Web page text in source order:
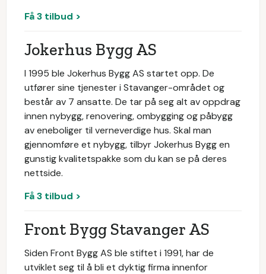
Få 3 tilbud >
Jokerhus Bygg AS
I 1995 ble Jokerhus Bygg AS startet opp. De
utfører sine tjenester i Stavanger-området og
består av 7 ansatte. De tar på seg alt av oppdrag
innen nybygg, renovering, ombygging og påbygg
av eneboliger til verneverdige hus. Skal man
gjennomføre et nybygg, tilbyr Jokerhus Bygg en
gunstig kvalitetspakke som du kan se på deres
nettside.
Få 3 tilbud >
Front Bygg Stavanger AS
Siden Front Bygg AS ble stiftet i 1991, har de
utviklet seg til å bli et dyktig firma innenfor